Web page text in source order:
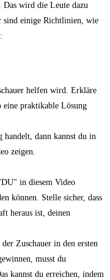
Das wird die Leute dazu
sind einige Richtlinien, wie
helfen wird. Erkläre
eine praktikable Lösung
handelt, dann kannst du in
zeigen.
in diesem Video
können. Stelle sicher, dass
heraus ist, deinen
Zuschauer in den ersten
musst du
kannst du erreichen, indem